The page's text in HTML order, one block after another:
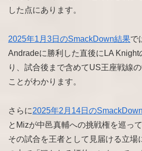
した点にあります。
2025年1月3日のSmackDown結果で
Andradeに勝利した直後にLA Knight
り、試合後まで含めてUS王座戦線
ことがわかります。
さらに2025年2月14日の
とMizが中邑真輔への挑戦権を巡っ
その試合を王者として見届ける立場